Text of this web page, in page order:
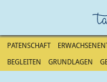
Direkt
PATENSCHAFT
BEGLEITEN
GRUNDLAGEN